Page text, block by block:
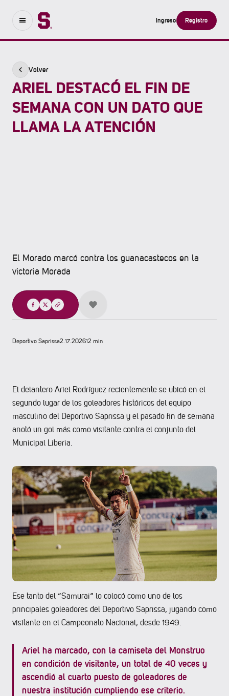
Ingreso Registro
Volver
ARIEL DESTACÓ EL FIN DE
SEMANA CON UN DATO QUE
LLAMA LA ATENCIÓN
El Morado marcó contra los guanacastecos en la
victoria Morada
Compartir
Deportivo Saprissa2.17.202612 min
El delantero Ariel Rodríguez recientemente se ubicó en el
segundo lugar de los goleadores históricos del equipo
masculino del Deportivo Saprissa y el pasado fin de semana
anotó un gol más como visitante contra el conjunto del
Municipal Liberia.
Ese tanto del “Samurai” lo colocó como uno de los
principales goleadores del Deportivo Saprissa, jugando como
visitante en el Campeonato Nacional, desde 1949.
Ariel ha marcado, con la camiseta del Monstruo
en condición de visitante, un total de 40 veces y
ascendió al cuarto puesto de goleadores de
nuestra institución cumpliendo ese criterio.